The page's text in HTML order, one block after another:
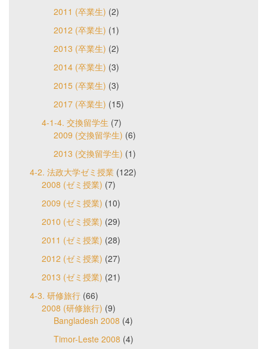
2011 (卒業生) (2)
2012 (卒業生) (1)
2013 (卒業生) (2)
2014 (卒業生) (3)
2015 (卒業生) (3)
2017 (卒業生) (15)
4-1-4. 交換留学生 (7)
2009 (交換留学生) (6)
2013 (交換留学生) (1)
4-2. 法政大学ゼミ授業 (122)
2008 (ゼミ授業) (7)
2009 (ゼミ授業) (10)
2010 (ゼミ授業) (29)
2011 (ゼミ授業) (28)
2012 (ゼミ授業) (27)
2013 (ゼミ授業) (21)
4-3. 研修旅行 (66)
2008 (研修旅行) (9)
Bangladesh 2008 (4)
Timor-Leste 2008 (4)